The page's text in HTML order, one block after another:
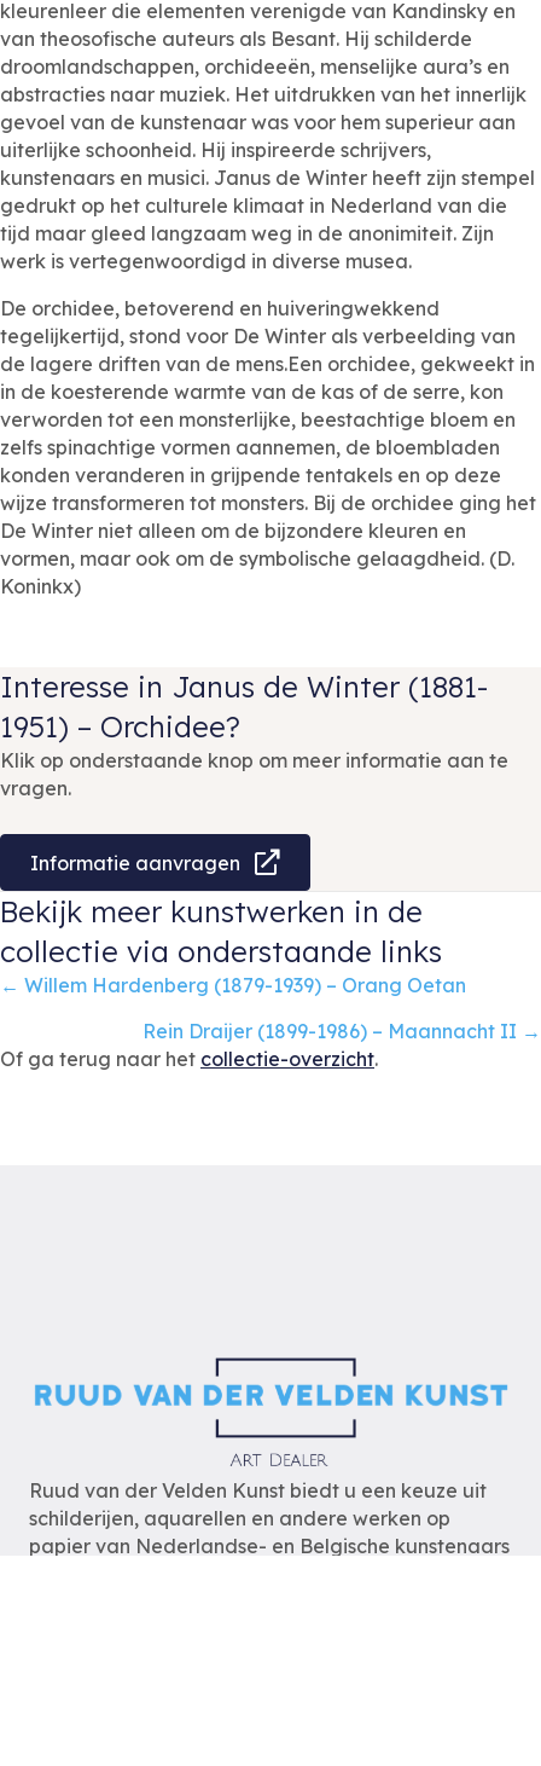
kleurenleer die elementen verenigde van Kandinsky en
van theosofische auteurs als Besant. Hij schilderde
droomlandschappen, orchideeën, menselijke aura’s en
abstracties naar muziek. Het uitdrukken van het innerlijk
gevoel van de kunstenaar was voor hem superieur aan
uiterlijke schoonheid. Hij inspireerde schrijvers,
kunstenaars en musici. Janus de Winter heeft zijn stempel
gedrukt op het culturele klimaat in Nederland van die
tijd maar gleed langzaam weg in de anonimiteit. Zijn
werk is vertegenwoordigd in diverse musea.
De orchidee, betoverend en huiveringwekkend
tegelijkertijd, stond voor De Winter als verbeelding van
de lagere driften van de mens.Een orchidee, gekweekt in
in de koesterende warmte van de kas of de serre, kon
verworden tot een monsterlijke, beestachtige bloem en
zelfs spinachtige vormen aannemen, de bloembladen
konden veranderen in grijpende tentakels en op deze
wijze transformeren tot monsters. Bij de orchidee ging het
De Winter niet alleen om de bijzondere kleuren en
vormen, maar ook om de symbolische gelaagdheid. (D.
Koninkx)
Interesse in Janus de Winter (1881-
1951) – Orchidee?
Klik op onderstaande knop om meer informatie aan te
vragen.
Informatie aanvragen
Bekijk meer kunstwerken in de
collectie via onderstaande links
Posts
navigation
← Willem Hardenberg (1879-1939) – Orang Oetan
Rein Draijer (1899-1986) – Maannacht II →
Of ga terug naar het collectie-overzicht.
Ruud van der Velden Kunst biedt u een keuze uit
schilderijen, aquarellen en andere werken op
papier van Nederlandse- en Belgische kunstenaars